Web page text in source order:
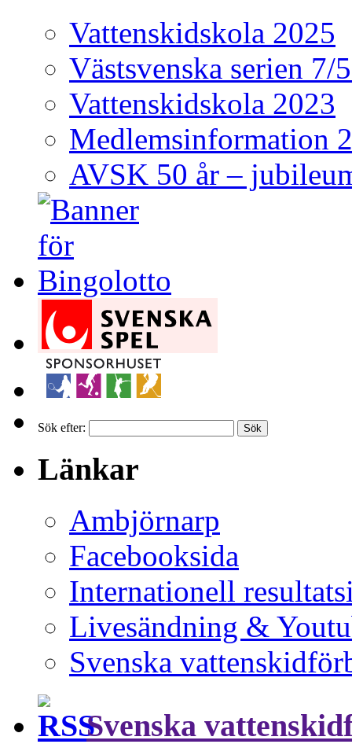
Vattenskidskola 2025
Västsvenska serien 7/
Vattenskidskola 2023
Medlemsinformation
AVSK 50 år –
Sök efter:
Länkar
Ambjörnarp
Facebooksida
Internationell
Livesändning &
Svenska
Svenska